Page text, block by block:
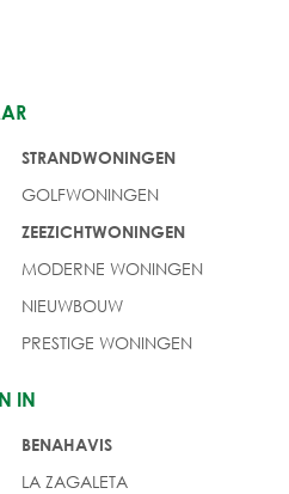
STRANDWONINGEN
GOLFWONINGEN
ZEEZICHTWONINGEN
MODERNE WONINGEN
NIEUWBOUW
PRESTIGE WONINGEN
IN
BENAHAVIS
LA ZAGALETA